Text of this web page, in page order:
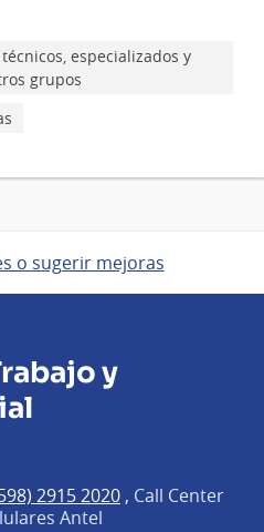
especializados y
grupos
o sugerir mejoras
y
2915 2020 , Call Center
Antel